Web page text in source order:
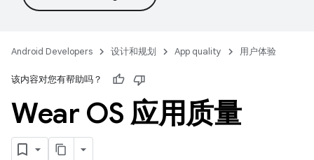
Android Developers 设计和规划 App quality 用户体验
该内容对您有帮助吗？
Wear OS 应用质量